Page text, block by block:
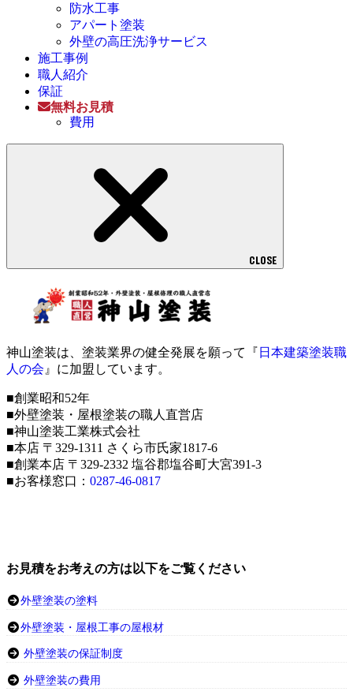
防水工事
アパート塗装
外壁の高圧洗浄サービス
施工事例
職人紹介
保証
無料お見積
費用
CLOSE
神山塗装は、塗装業界の健全発展を願って『 日本建築塗装職
人の会 』に加盟しています。
■創業昭和52年
■外壁塗装・屋根塗装の職人直営店
■神山塗装工業株式会社
■本店 〒329-1311 さくら市氏家1817-6
■創業本店 〒329-2332 塩谷郡塩谷町大宮391-3
■お客様窓口： 0287-46-0817
お見積をお考えの方は以下をご覧ください
外壁塗装の塗料
外壁塗装・屋根工事の屋根材
外壁塗装の保証制度
外壁塗装の費用